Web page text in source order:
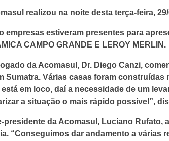
realizou na noite desta terça-feira,
empresas estiveram presentes para
CAMPO GRANDE E LEROY MERLIN.
da Acomasul, Dr. Diego Canzi,
Sumatra. Várias casas foram construídas
em loco, daí a necessidade de um
a situação o mais rápido possível”,
presidente da Acomasul, Luciano Rufato,
“Conseguimos dar andamento a várias